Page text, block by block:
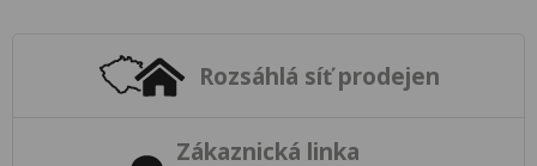
Rozsáhlá síť prodejen
Zákaznická linka